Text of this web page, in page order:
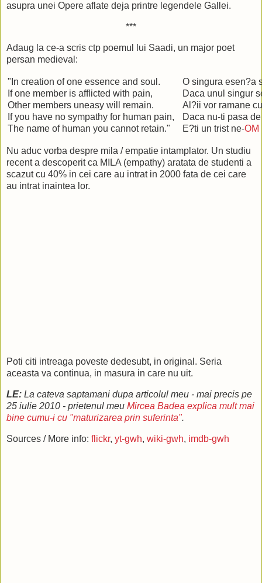
asupra unei Opere aflate deja printre legendele Gallei.
***
Adaug la ce-a scris ctp poemul lui Saadi, un major poet
persan medieval:
"In creation of one essence and soul.
If one member is afflicted with pain,
Other members uneasy will remain.
If you have no sympathy for human pain,
The name of human you cannot retain."
O singura esen?a
Daca unul singur
Al?ii vor ramane
Daca nu-ti pasa
E?ti un trist ne-OM
Nu aduc vorba despre mila / empatie intamplator. Un studiu
recent a descoperit ca MILA (empathy) aratata de studenti a
scazut cu 40% in cei care au intrat in 2000 fata de cei care
au intrat inaintea lor.
Poti citi intreaga poveste dedesubt, in original. Seria
aceasta va continua, in masura in care nu uit.
LE: La cateva saptamani dupa articolul meu - mai precis pe
25 iulie 2010 - prietenul meu Mircea Badea explica mult mai
bine cumu-i cu "maturizarea prin suferinta".
Sources / More info: flickr, yt-gwh, wiki-gwh, imdb-gwh